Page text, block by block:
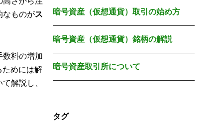
なものがス
数料の増加
ためには解
解説し、
暗号資産（仮想通貨）取引の始め方
暗号資産（仮想通貨）銘柄の解説
暗号資産取引所について
タグ